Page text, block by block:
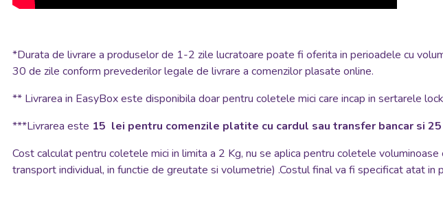
*Durata de livrare a produselor de 1-2 zile lucratoare poate fi oferita in perioadele cu
30 de zile conform prevederilor legale de livrare a comenzilor plasate online.
** Livrarea in EasyBox este disponibila doar pentru coletele mici care incap in sertarele
***Livrarea este 15 lei pentru comenzile platite cu cardul sau transfer bancar si
Cost calculat pentru coletele mici in limita a 2 Kg, nu se aplica pentru coletele
transport individual, in functie de greutate si volumetrie) .Costul final va fi specificat atat in